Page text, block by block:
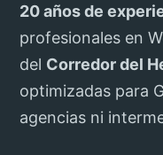
20 años de
profesionales en
del Corredor del
optimizadas para
agencias ni